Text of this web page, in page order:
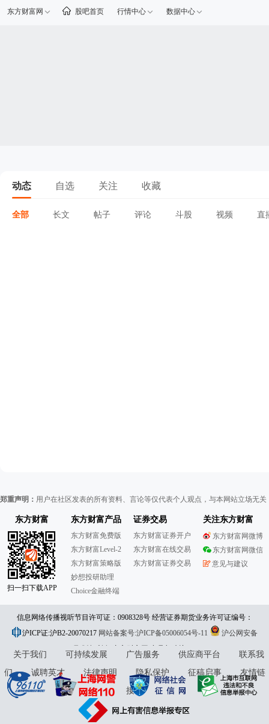
东方财富网 股吧首页 行情中心 数据中心
动态 自选 关注 收藏
全部 长文 帖子 评论 斗股 视频 直
郑重声明： 用户在社区发表的所有资料、言论等仅代表个人观点，与本网站立场无
东方财富
扫一扫下载APP
东方财富产品
东方财富免费版
东方财富Level-2
东方财富策略版
妙想投研助理
Choice金融终端
证券交易
东方财富证券开户
东方财富在线交易
东方财富证券交易
关注东方财富
东方财富网微博
东方财富网微信
意见与建议
信息网络传播视听节目许可证：0908328号 经营证券期货业务许可证编号：
913101046312860336 违法和不良信息举报:021-61278686 举报邮箱：
jubao@eastmoney.com
沪ICP证:沪B2-20070217 网站备案号:沪ICP备05006054号-11
沪公网安备
31010402000120号版权所有:东方财富网意见与建议:4000300059/952500
关于我们 可持续发展 广告服务 供应商平台
联系我
们
诚聘英才 法律声明 隐私保护 征稿启事
友情链
接